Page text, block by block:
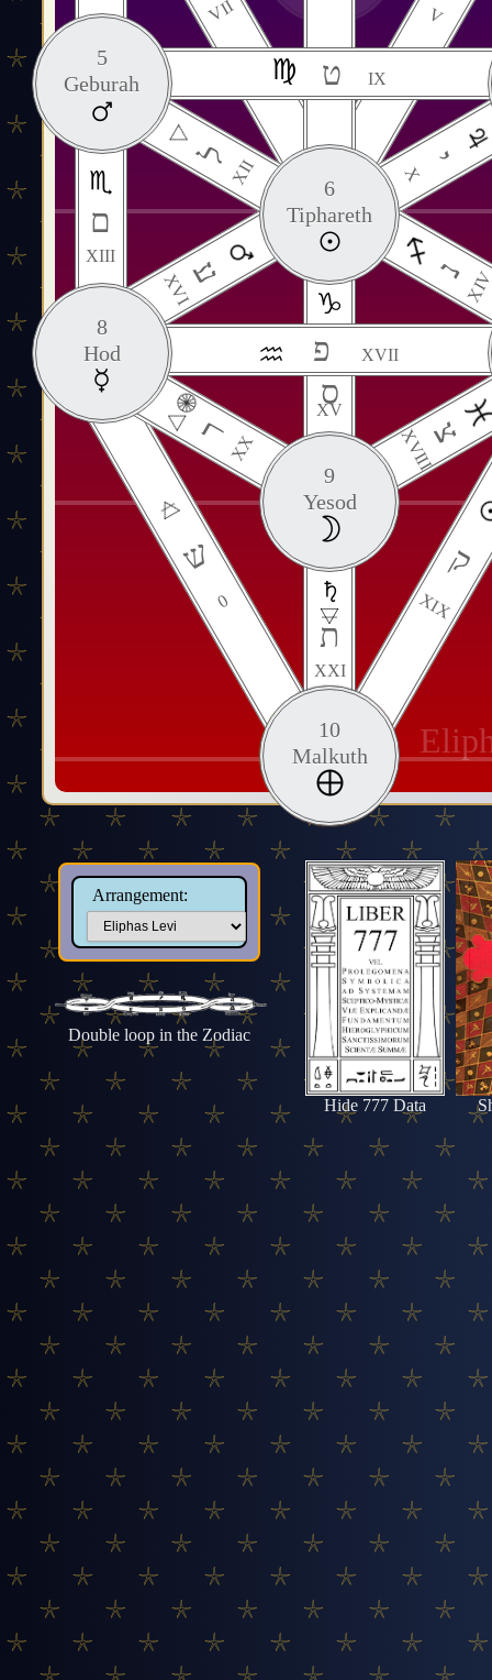
V
VII
י
X
ל
XII
ט IX
5
Geburah
ם
XIII
6
Tiphareth
נ עXVI
ס
XV
8
Hod
פ XVII
ר
XX צXVIII
ק
XIX
ש
0
9
Yesod
ת
XXI
10
Malkuth
Arrangement:
Double loop in the Zodiac
Hide 777 Data